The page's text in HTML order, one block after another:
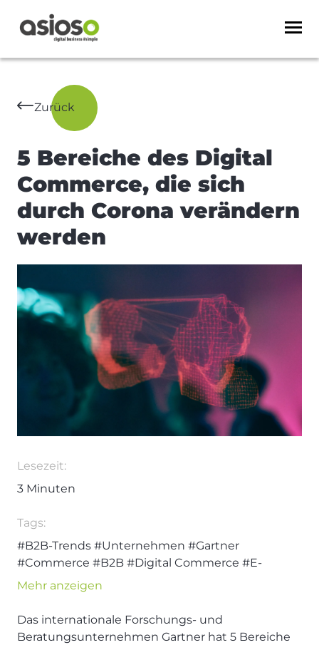
Zurück
5 Bereiche des Digital
Commerce, die sich
durch Corona verändern
werden
Lesezeit:
3 Minuten
Tags:
#B2B-Trends #Unternehmen #Gartner
#Commerce #B2B #Digital Commerce #E-
Commerce #Technologie
Mehr anzeigen
Das internationale Forschungs- und
Beratungsunternehmen Gartner hat 5 Bereiche